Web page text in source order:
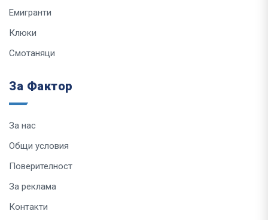
Емигранти
Клюки
Смотаняци
За Фактор
За нас
Общи условия
Поверителност
За реклама
Контакти